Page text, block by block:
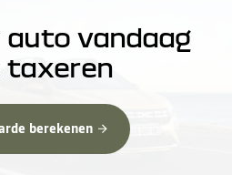
vandaag
taxeren
berekenen